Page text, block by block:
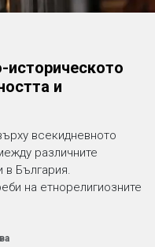
и
всекидневното
различните
в България.
на етнорелигиозните